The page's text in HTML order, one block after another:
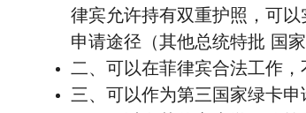
律宾允许持有双重护照，可
申请途径（其他总统特批 国
二、可以在菲律宾合法工作，
三、可以作为第三国家绿卡申